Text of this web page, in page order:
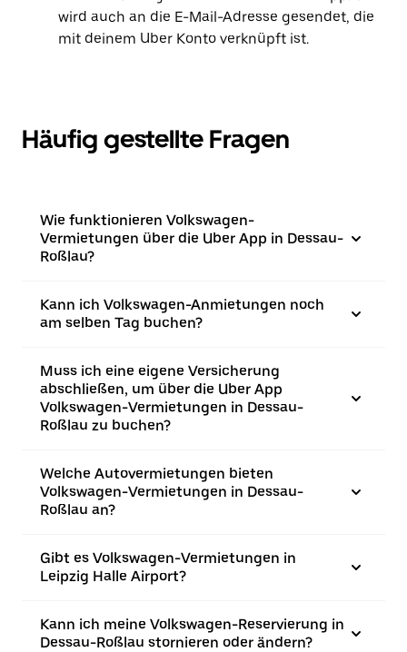
wird auch an die E-Mail-Adresse gesendet, die
mit deinem Uber Konto verknüpft ist.
Häufig gestellte Fragen
Wie funktionieren Volkswagen-
Vermietungen über die Uber App in Dessau-
Roßlau?
Kann ich Volkswagen-Anmietungen noch
am selben Tag buchen?
Muss ich eine eigene Versicherung
abschließen, um über die Uber App
Volkswagen-Vermietungen in Dessau-
Roßlau zu buchen?
Welche Autovermietungen bieten
Volkswagen-Vermietungen in Dessau-
Roßlau an?
Gibt es Volkswagen-Vermietungen in
Leipzig Halle Airport?
Kann ich meine Volkswagen-Reservierung in
Dessau-Roßlau stornieren oder ändern?